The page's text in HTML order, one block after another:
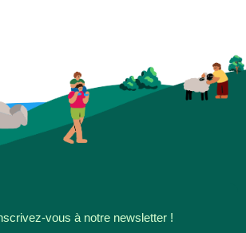
vous à notre newsletter !